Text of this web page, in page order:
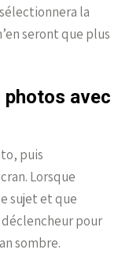
la
seront que plus
photos avec
puis
Lorsque
sujet et que
pour
sombre.